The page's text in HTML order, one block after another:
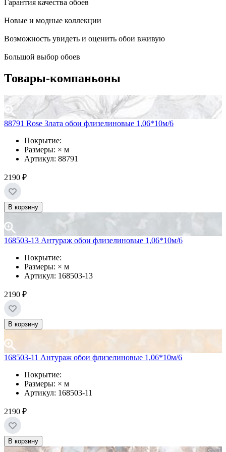
Гарантия качества обоев
Новые и модные коллекции
Возможность увидеть и оценить обои вживую
Большой выбор обоев
Товары-компаньоны
88791 Rose Злата обои флизелиновые 1,06*10м/6
Покрытие:
Размеры: × м
Артикул: 88791
2190 ₽
В корзину
168503-13 Антураж обои флизелиновые 1,06*10м/6
Покрытие:
Размеры: × м
Артикул: 168503-13
2190 ₽
В корзину
168503-11 Антураж обои флизелиновые 1,06*10м/6
Покрытие:
Размеры: × м
Артикул: 168503-11
2190 ₽
В корзину